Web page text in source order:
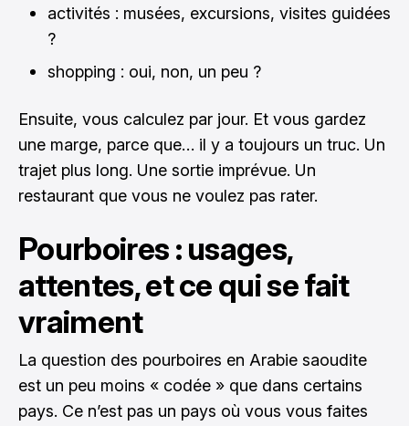
activités : musées, excursions, visites guidées
?
shopping : oui, non, un peu ?
Ensuite, vous calculez par jour. Et vous gardez
une marge, parce que… il y a toujours un truc. Un
trajet plus long. Une sortie imprévue. Un
restaurant que vous ne voulez pas rater.
Pourboires : usages,
attentes, et ce qui se fait
vraiment
La question des pourboires en Arabie saoudite
est un peu moins « codée » que dans certains
pays. Ce n’est pas un pays où vous vous faites